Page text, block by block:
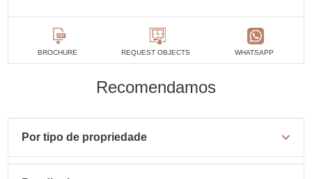
BROCHURE REQUEST OBJECTS WHATSAPP
Recomendamos
Por tipo de propriedade